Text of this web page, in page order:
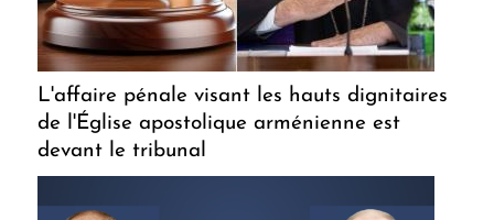
L'affaire pénale visant les hauts dignitaires
de l'Église apostolique arménienne est
devant le tribunal